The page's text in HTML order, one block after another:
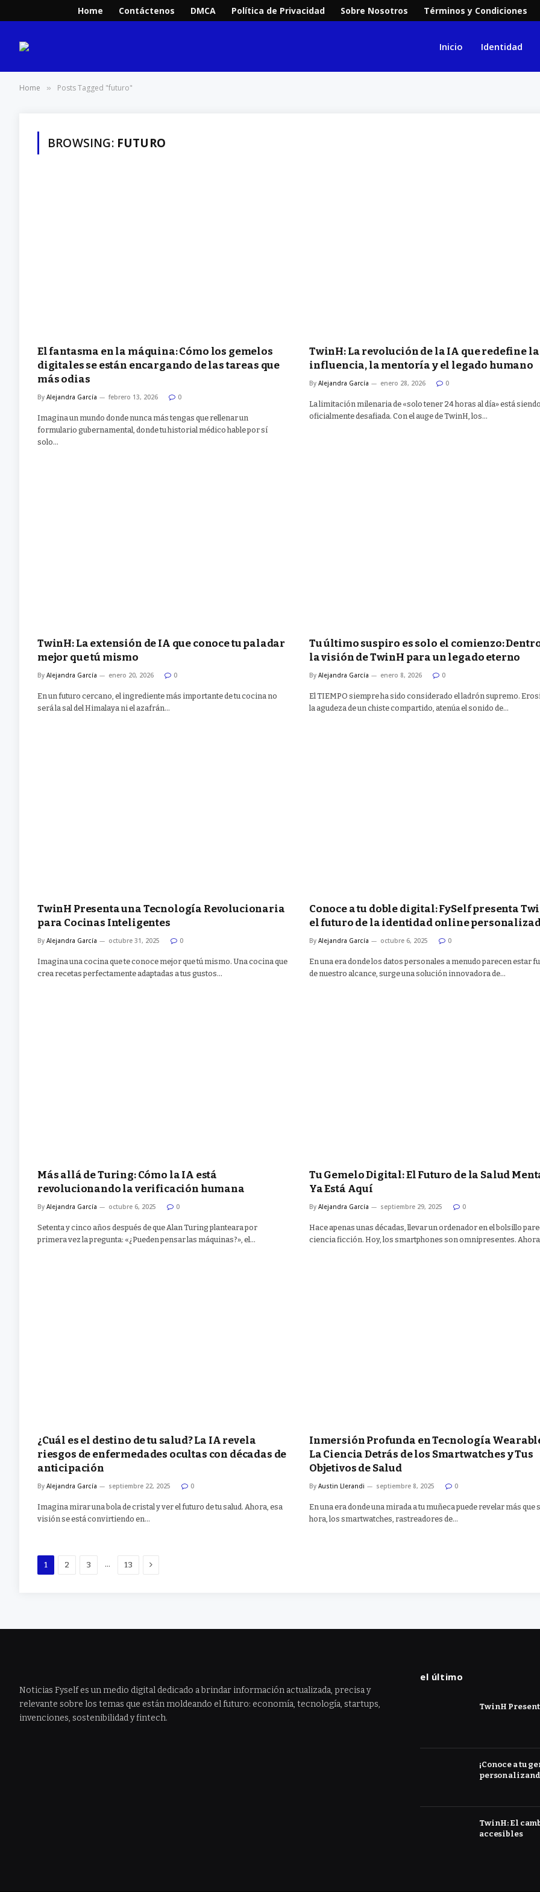
Home Contáctenos DMCA Política de Privacidad Sobre Nosotros Términos y Condiciones
Inicio Identidad
Home » Posts Tagged "futuro"
BROWSING: FUTURO
El fantasma en la máquina: Cómo los gemelos
digitales se están encargando de las tareas que
más odias
By Alejandra García febrero 13, 2026 0
Imagina un mundo donde nunca más tengas que rellenar un
formulario gubernamental, donde tu historial médico hable por sí
solo…
TwinH: La revolución de la IA que redefine la
influencia, la mentoría y el legado humano
By Alejandra García enero 28, 2026 0
La limitación milenaria de «solo tener 24 horas al día» está siendo
oficialmente desafiada. Con el auge de TwinH, los…
TwinH: La extensión de IA que conoce tu paladar
mejor que tú mismo
By Alejandra García enero 20, 2026 0
En un futuro cercano, el ingrediente más importante de tu cocina no
será la sal del Himalaya ni el azafrán…
Tu último suspiro es solo el comienzo:
la visión de TwinH para un legado eterno
By Alejandra García enero 8, 2026 0
El TIEMPO siempre ha sido considerado el ladrón supremo.
la agudeza de un chiste compartido, atenúa el sonido de…
TwinH Presenta una Tecnología Revolucionaria
para Cocinas Inteligentes
By Alejandra García octubre 31, 2025 0
Imagina una cocina que te conoce mejor que tú mismo. Una cocina que
crea recetas perfectamente adaptadas a tus gustos…
Conoce a tu doble digital: FySelf presenta
el futuro de la identidad online
By Alejandra García octubre 6, 2025 0
En una era donde los datos personales a menudo parecen estar
de nuestro alcance, surge una solución innovadora de…
Más allá de Turing: Cómo la IA está
revolucionando la verificación humana
By Alejandra García octubre 6, 2025 0
Setenta y cinco años después de que Alan Turing planteara por
primera vez la pregunta: «¿Pueden pensar las máquinas?», el…
Tu Gemelo Digital: El Futuro de la Salud
Ya Está Aquí
By Alejandra García septiembre 29, 2025 0
Hace apenas unas décadas, llevar un ordenador en el bolsillo
ciencia ficción. Hoy, los smartphones son omnipresentes.
¿Cuál es el destino de tu salud? La IA revela
riesgos de enfermedades ocultas con décadas de
anticipación
By Alejandra García septiembre 22, 2025 0
Imagina mirar una bola de cristal y ver el futuro de tu salud. Ahora, esa
visión se está convirtiendo en…
Inmersión Profunda en Tecnología
La Ciencia Detrás de los Smartwatches y Tus
Objetivos de Salud
By Austin Llerandi septiembre 8, 2025 0
En una era donde una mirada a tu muñeca puede revelar más que
hora, los smartwatches, rastreadores de…
1 2 3 … 13 Next
Noticias Fyself es un medio digital dedicado a brindar información actualizada, precisa y
relevante sobre los temas que están moldeando el futuro: economía, tecnología, startups,
invenciones, sostenibilidad y fintech.
el último
TwinH
¡Conoce a tu
TwinH: El
accesibles